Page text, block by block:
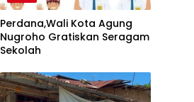
Perdana,Wali Kota Agung
Nugroho Gratiskan Seragam
Sekolah